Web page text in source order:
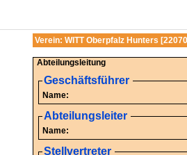
Verein: WITT Oberpfalz Hunters
Abteilungsleitung
Geschäftsführer
Name:
Abteilungsleiter
Name:
Stellvertreter